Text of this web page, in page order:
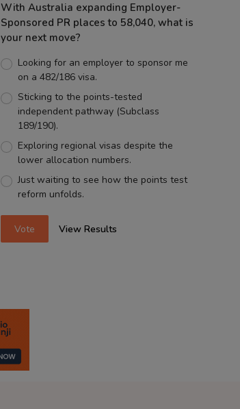
With Australia expanding Employer-
Sponsored PR places to 58,040, what is
your next move?
Looking for an employer to sponsor me
on a 482/186 visa.
Sticking to the points-tested
independent pathway (Subclass
189/190).
Exploring regional visas despite the
lower allocation numbers.
Just waiting to see how the points test
reform unfolds.
Vote View Results